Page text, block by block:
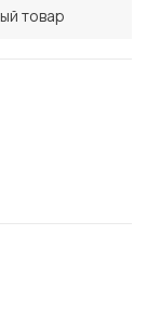
товар